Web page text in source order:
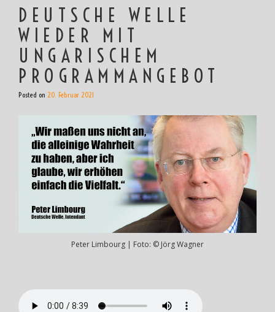
DEUTSCHE WELLE
WIEDER MIT
UNGARISCHEM
PROGRAMMANGEBOT
Posted on 20. Februar 2021
Peter Limbourg | Foto: © Jörg Wagner